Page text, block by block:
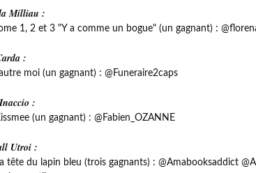
Milliau :
1, 2 et 3 "Y a comme un bogue" (un gagnant) :
:
moi (un gagnant) : @Funeraire2caps
:
(un gagnant) : @Fabien_OZANNE
Utroi :
tête du lapin bleu (trois gagnants) : @Amabooksaddict